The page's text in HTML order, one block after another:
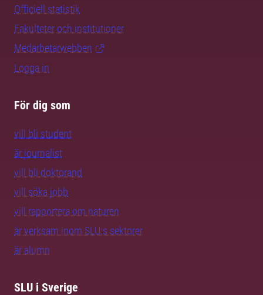
Officiell statistik
Fakulteter och institutioner
Medarbetarwebben
Logga in
För dig som
vill bli student
är journalist
vill bli doktorand
vill söka jobb
vill rapportera om naturen
är verksam inom SLU:s sektorer
är alumn
SLU i Sverige